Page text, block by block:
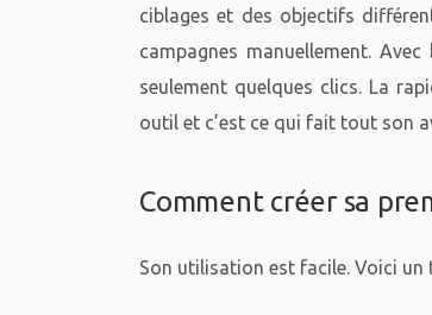
ciblages et des objectifs
campagnes manuellement.
seulement quelques clics. La
outil et c’est ce qui fait tout son
Comment créer sa
Son utilisation est facile. Voici un